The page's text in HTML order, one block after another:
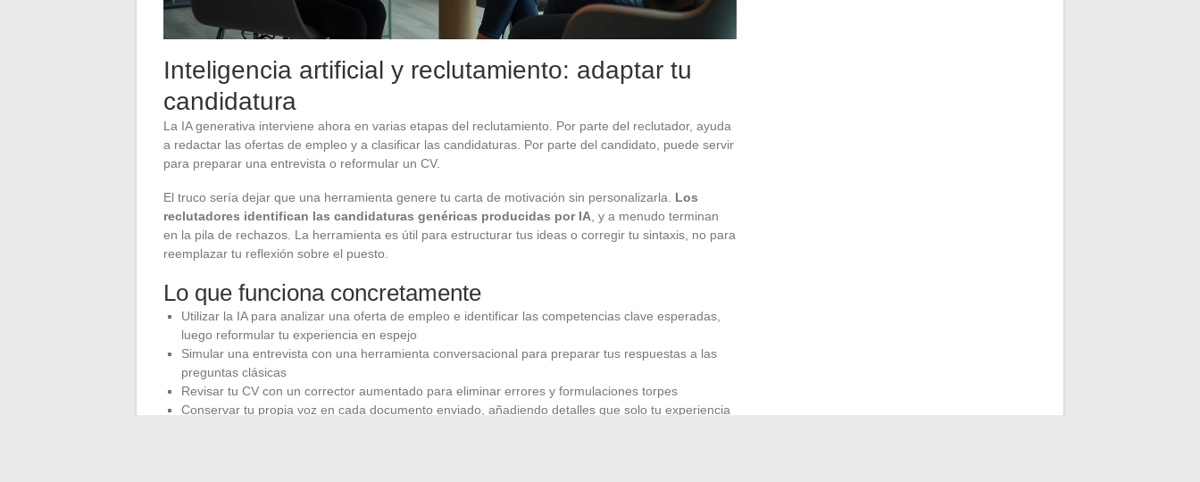
Inteligencia artificial y reclutamiento: adaptar tu
candidatura
La IA generativa interviene ahora en varias etapas del reclutamiento. Por parte del reclutador, ayuda
a redactar las ofertas de empleo y a clasificar las candidaturas. Por parte del candidato, puede servir
para preparar una entrevista o reformular un CV.
El truco sería dejar que una herramienta genere tu carta de motivación sin personalizarla. Los
reclutadores identifican las candidaturas genéricas producidas por IA , y a menudo terminan
en la pila de rechazos. La herramienta es útil para estructurar tus ideas o corregir tu sintaxis, no para
reemplazar tu reflexión sobre el puesto.
Lo que funciona concretamente
Utilizar la IA para analizar una oferta de empleo e identificar las competencias clave esperadas,
luego reformular tu experiencia en espejo
Simular una entrevista con una herramienta conversacional para preparar tus respuestas a las
preguntas clásicas
Revisar tu CV con un corrector aumentado para eliminar errores y formulaciones torpes
Conservar tu propia voz en cada documento enviado, añadiendo detalles que solo tu experiencia